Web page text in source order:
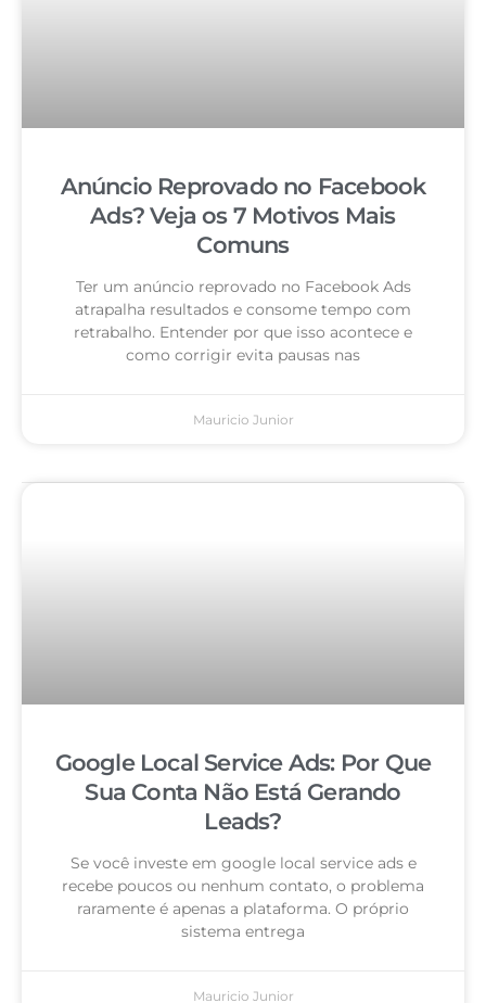
Anúncio Reprovado no Facebook
Ads? Veja os 7 Motivos Mais
Comuns
Ter um anúncio reprovado no Facebook Ads
atrapalha resultados e consome tempo com
retrabalho. Entender por que isso acontece e
como corrigir evita pausas nas
Mauricio Junior
Google Local Service Ads: Por Que
Sua Conta Não Está Gerando
Leads?
Se você investe em google local service ads e
recebe poucos ou nenhum contato, o problema
raramente é apenas a plataforma. O próprio
sistema entrega
Mauricio Junior